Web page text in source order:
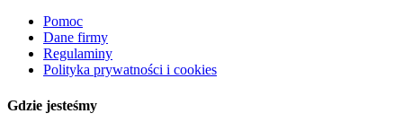
Pomoc
Dane firmy
Regulaminy
Polityka prywatności i cookies
Gdzie jesteśmy